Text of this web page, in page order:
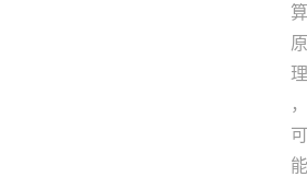
算
原
理
，
可
能